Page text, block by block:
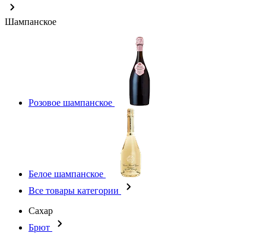
Шампанское
Розовое шампанское
Белое шампанское
Все товары категории
Сахар
Брют